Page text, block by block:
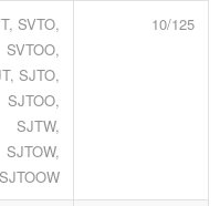
SVTO,
SVTOO,
SJTO,
SJTOO,
SJTW,
SJTOW,
SJTOOW
10/125